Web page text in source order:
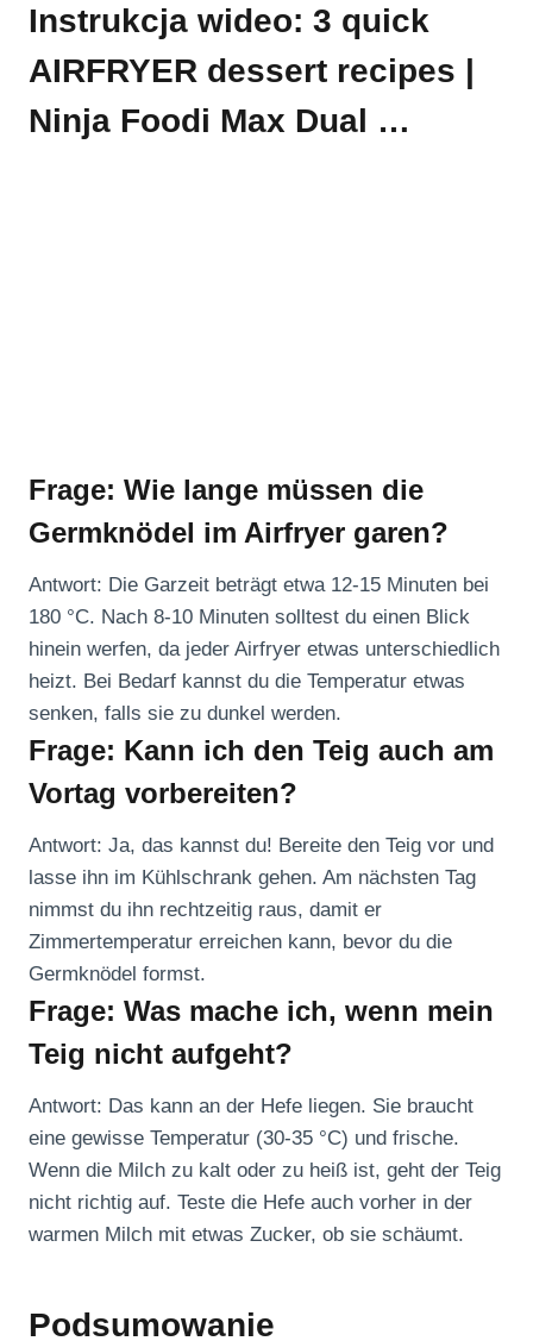
Instrukcja wideo: 3 quick
AIRFRYER dessert recipes |
Ninja Foodi Max Dual …
Frage: Wie lange müssen die
Germknödel im Airfryer garen?
Antwort: Die Garzeit beträgt etwa 12-15 Minuten bei
180 °C. Nach 8-10 Minuten solltest du einen Blick
hinein werfen, da jeder Airfryer etwas unterschiedlich
heizt. Bei Bedarf kannst du die Temperatur etwas
senken, falls sie zu dunkel werden.
Frage: Kann ich den Teig auch am
Vortag vorbereiten?
Antwort: Ja, das kannst du! Bereite den Teig vor und
lasse ihn im Kühlschrank gehen. Am nächsten Tag
nimmst du ihn rechtzeitig raus, damit er
Zimmertemperatur erreichen kann, bevor du die
Germknödel formst.
Frage: Was mache ich, wenn mein
Teig nicht aufgeht?
Antwort: Das kann an der Hefe liegen. Sie braucht
eine gewisse Temperatur (30-35 °C) und frische.
Wenn die Milch zu kalt oder zu heiß ist, geht der Teig
nicht richtig auf. Teste die Hefe auch vorher in der
warmen Milch mit etwas Zucker, ob sie schäumt.
Podsumowanie